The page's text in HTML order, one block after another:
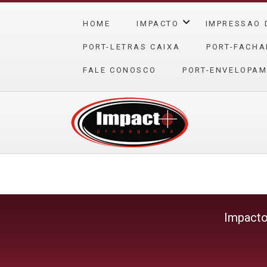
HOME IMPACTO IMPRESSAO
PORT-LETRAS CAIXA PORT-
FALE CONOSCO PORT-